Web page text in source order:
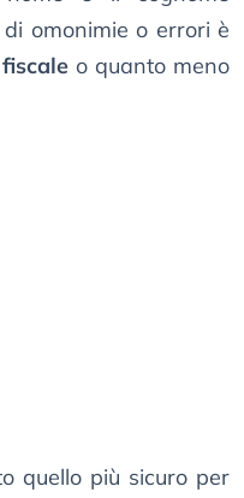
omonimie o errori è
o quanto meno
quello più sicuro per